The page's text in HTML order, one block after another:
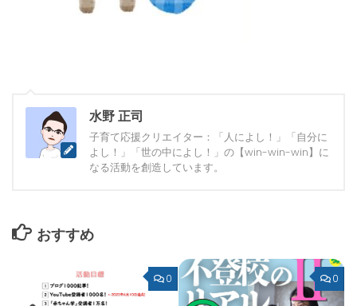
水野 正司
子育て応援クリエイター：「人によし！」「自分に
よし！」「世の中によし！」の【win-win-win】に
なる活動を創造しています。
おすすめ
0 0